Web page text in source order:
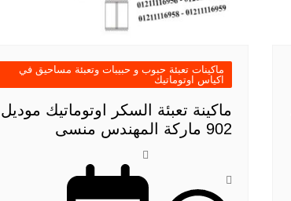
ماكينات تعبئة حبوب و حبيبات وتعبئة مساحيق في
اكياس اوتوماتيك
ماكينة تعبئة السكر اوتوماتيك موديل
902 ماركة المهندس منسى